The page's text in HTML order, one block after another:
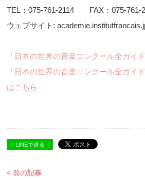
TEL：075-761-2114 FAX：075-761-
ウェブサイト:
「日本の世界の音楽コンクール全ガイ
「日本の世界の音楽コンクール全ガイ
はこちら
LINEで送る
< 前の記事